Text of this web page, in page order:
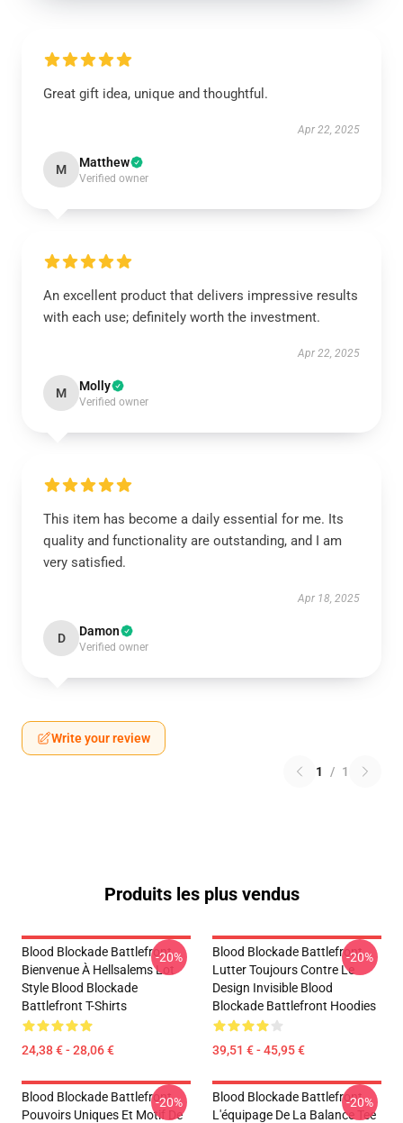
Great gift idea, unique and thoughtful.
Apr 22, 2025
M Matthew
Verified owner
An excellent product that delivers impressive results
with each use; definitely worth the investment.
Apr 22, 2025
M Molly
Verified owner
This item has become a daily essential for me. Its
quality and functionality are outstanding, and I am
very satisfied.
Apr 18, 2025
D Damon
Verified owner
Write your review
1 / 1
Produits les plus vendus
Blood Blockade Battlefront
Bienvenue À Hellsalems Lot
Style Blood Blockade
Battlefront T-Shirts
24,38 € - 28,06 €
-20%
Blood Blockade Battlefront
Lutter Toujours Contre Le
Design Invisible Blood
Blockade Battlefront Hoodies
39,51 € - 45,95 €
-20%
Blood Blockade Battlefront
Pouvoirs Uniques Et Motif De
-20%
Blood Blockade Battlefront
L'équipage De La Balance Tee
-20%